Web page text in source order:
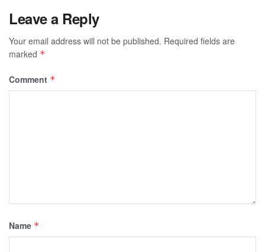
Leave a Reply
Your email address will not be published. Required fields are
marked *
Comment *
Name *